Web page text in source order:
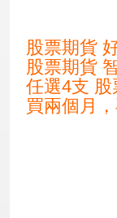
股票期貨
股票期貨
任選4支 股
買兩個月